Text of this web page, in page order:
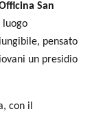
San
luogo
pensato
un presidio
con il